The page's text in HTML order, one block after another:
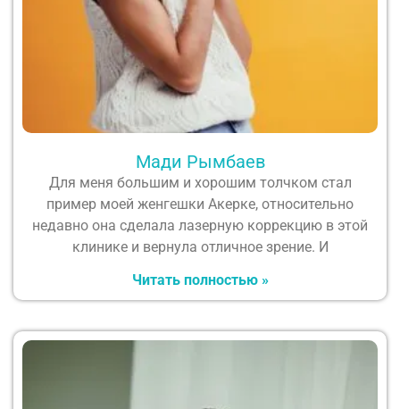
Мади Рымбаев
Для меня большим и хорошим толчком стал
пример моей женгешки Акерке, относительно
недавно она сделала лазерную коррекцию в этой
клинике и вернула отличное зрение. И
Читать полностью »